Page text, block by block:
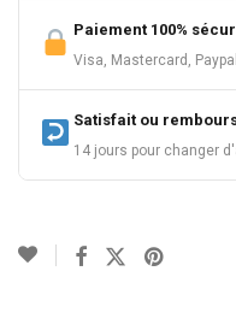
Paiement 100%
Visa, Mastercard, Paypal
Satisfait ou
14 jours pour changer